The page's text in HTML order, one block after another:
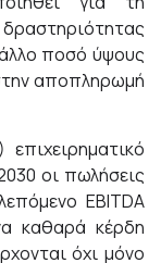
ποσό ύψους
αποπληρωμή
οι πωλήσεις
EBITDA
καθαρά κέρδη
όχι μόνο